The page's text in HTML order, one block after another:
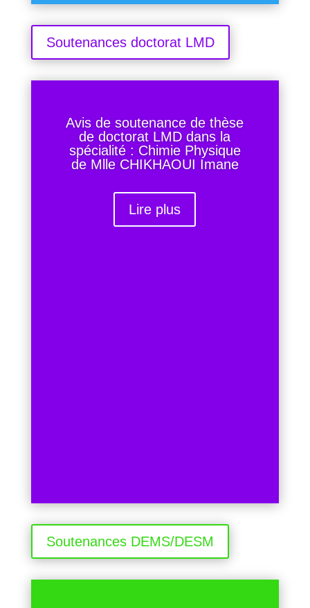
Soutenances doctorat LMD
Avis de soutenance de thèse
de doctorat LMD dans la
spécialité : Chimie Physique
de Mlle CHIKHAOUI Imane
Lire plus
Soutenances DEMS/DESM